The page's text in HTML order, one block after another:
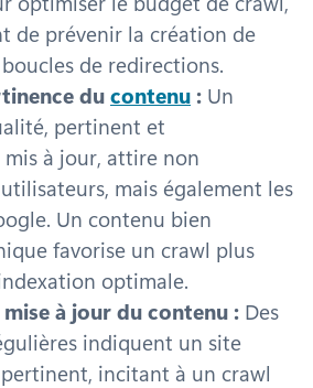
de prévenir la création de
de redirections.
ducontenu : Un
pertinent et
à jour, attire non
mais également les
Un contenu bien
favorise un crawl plus
optimale.
mise à jour du contenu : Des
indiquent un site
incitant à un crawl